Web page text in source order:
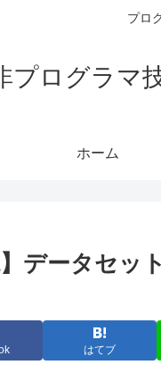
プロ
プログラマ
ホーム
】データセ
はてブ